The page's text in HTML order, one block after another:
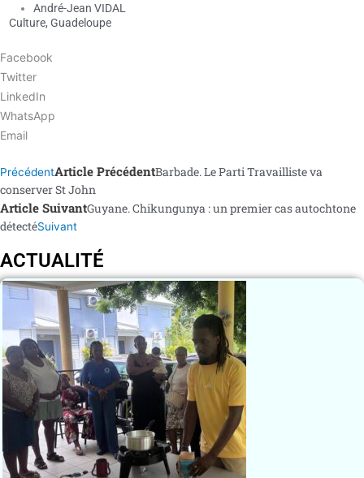
André-Jean VIDAL
Culture, Guadeloupe
Facebook
Twitter
LinkedIn
WhatsApp
Email
PrécédentArticle PrécédentBarbade. Le Parti Travailliste va
conserver St John
Article SuivantGuyane. Chikungunya : un premier cas autochtone
détectéSuivant
ACTUALITÉ